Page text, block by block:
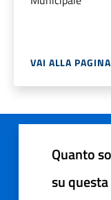
VAI ALLA PAGINA
Quanto
su